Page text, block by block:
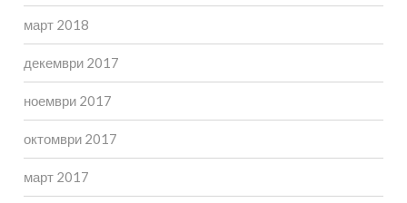
март 2018
декември 2017
ноември 2017
октомври 2017
март 2017